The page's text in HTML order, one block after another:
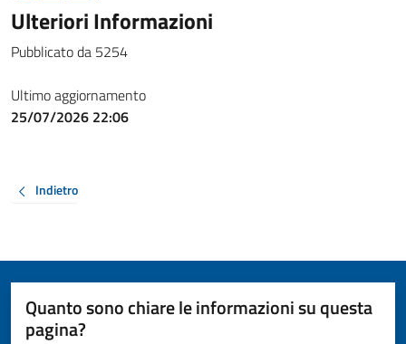
Ulteriori Informazioni
Pubblicato da 5254
Ultimo aggiornamento
25/07/2026 22:06
Indietro
Quanto sono chiare le informazioni su questa
pagina?